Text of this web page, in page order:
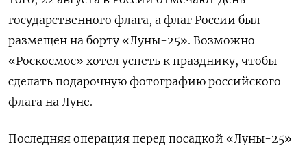
государственного флага, а флаг России был
размещен на борту «Луны-25». Возможно
«Роскосмос» хотел успеть к празднику, чтобы
сделать подарочную фотографию российского
флага на Луне.
Последняя операция перед посадкой «Луны-25»